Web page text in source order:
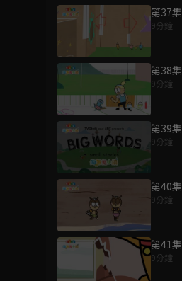
第37集
9分鐘
第38集
9分鐘
第39集
9分鐘
第40集
9分鐘
第41集
9分鐘